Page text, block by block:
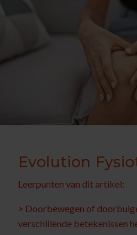
Evolution
Leerpunten van dit artikel:
> Doorbewegen of
verschillende betekenissen